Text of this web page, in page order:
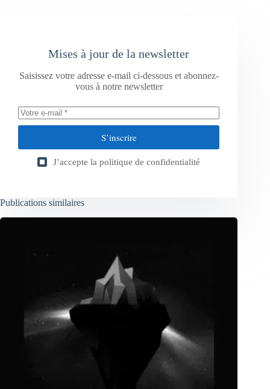
Mises à jour de la newsletter
Saisissez votre adresse e-mail ci-dessous et abonnez-
vous à notre newsletter
S’inscrire
J’accepte la politique de confidentialité
Publications similaires